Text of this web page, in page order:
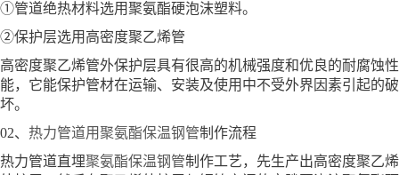
①管道绝热材料选用聚氨酯硬泡沫塑料。
②保护层选用高密度聚乙烯管
高密度聚乙烯管外保护层具有很高的机械强度和优良的耐腐蚀性
能，它能保护管材在运输、安装及使用中不受外界因素引起的破
坏。
02、 热力管道用聚氨酯保温钢管制作流程
热力管道直埋聚氨酯保温钢管制作工艺，先生产出高密度聚乙烯